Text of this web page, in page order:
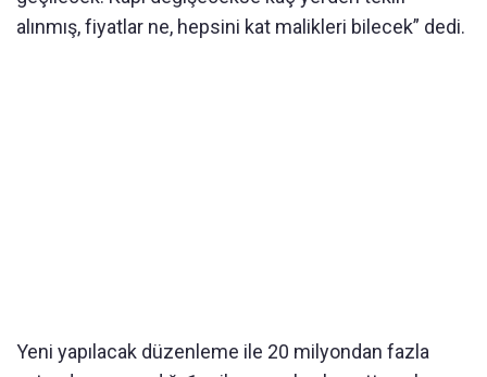
alınmış, fiyatlar ne, hepsini kat malikleri bilecek” dedi.
Yeni yapılacak düzenleme ile 20 milyondan fazla